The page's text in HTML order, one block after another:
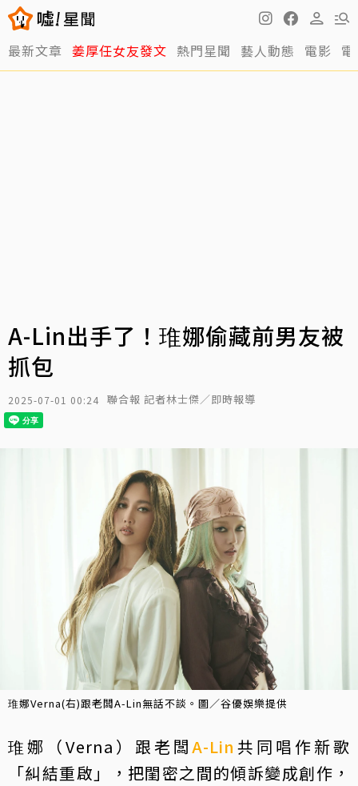
最新文章 姜厚任女友發文 熱門星聞 藝人動態 電影
A-Lin出手了！琟娜偷藏前男友被
抓包
2025-07-01 00:24 聯合報 記者林士傑／即時報導
琟娜Verna(右)跟老闆A-Lin無話不談。圖／谷優娛樂提供
琟娜（Verna）跟老闆A-Lin 共同唱作新歌
「糾結重啟」，把閨密之間的傾訴變成創作，